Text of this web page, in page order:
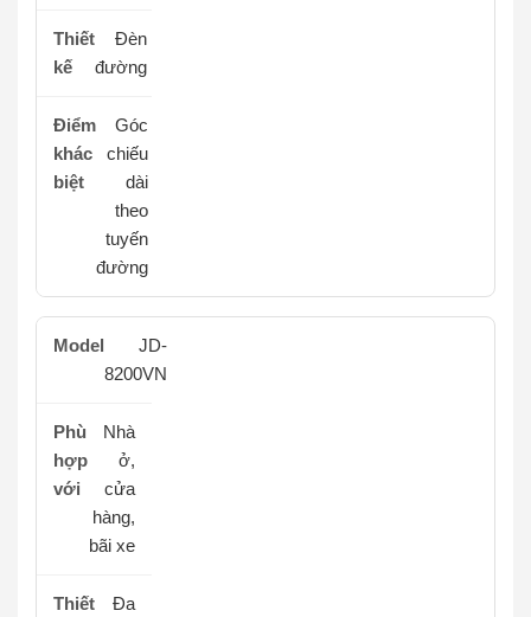
Đèn
đường
Góc
chiếu
dài
theo
tuyến
đường
JD-
8200VN
Nhà
ở,
cửa
hàng,
bãi xe
Đa